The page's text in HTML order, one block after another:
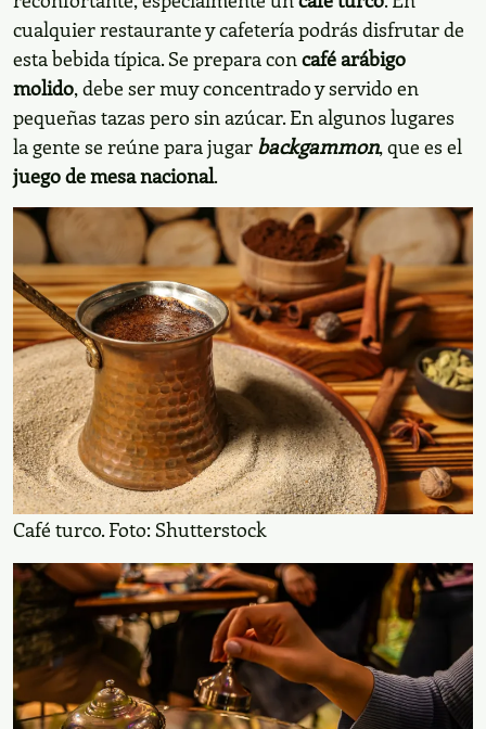
Kartalkaya, Bolu. Foto: Esin Deniz / Shutterstock.com
Pista de esquí en Kartalkaya. Foto: Esin Deniz /
Shutterstock.com
Café Turco
Aunque en Turquía las bajas temperaturas no son tan
drásticas, beber algo caliente siempre es reconfortante,
especialmente uncafé turco. En cualquier restaurante
y cafetería podrás disfrutar de esta bebida típica. Se
prepara con
café arábigo molido, debe ser muy
concentrado y servido en pequeñas tazas pero sin